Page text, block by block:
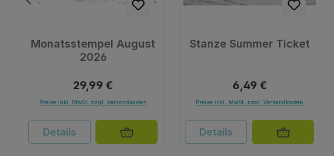
Monatsstempel August
2026
Regulärer Preis:
29,99 €
Preise inkl. MwSt. zzgl. Versandkosten
Details
Stanze Summer Ticket
Regulärer Preis:
6,49 €
Preise inkl. MwSt. zzgl. Versandkosten
Details